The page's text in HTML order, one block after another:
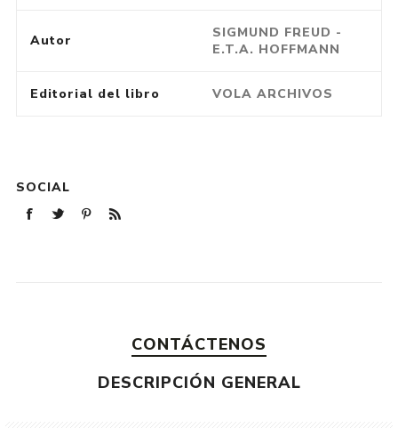
Autor
SIGMUND FREUD -
E.T.A. HOFFMANN
Editorial del libro VOLA ARCHIVOS
SOCIAL
CONTÁCTENOS
DESCRIPCIÓN GENERAL